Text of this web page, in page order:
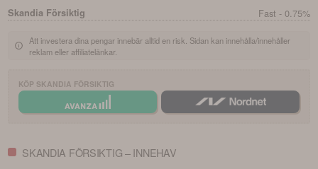
Skandia Försiktig
Fast - 0.75%
Att investera dina pengar innebär alltid en risk. Sidan kan innehålla/innehåller
reklam eller affiliatelänkar.
KÖP SKANDIA FÖRSIKTIG
SKANDIA FÖRSIKTIG – INNEHAV